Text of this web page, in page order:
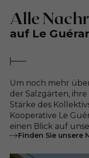
Alle
auf Le
Um noch mehr
der Salzgärten,
Stärke des
Kooperative Le
einen Blick auf
Finden Sie unsere